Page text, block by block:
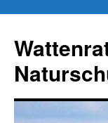
springen